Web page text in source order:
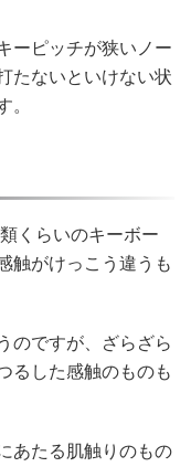
ーピッチが狭いノー
たないといけない状
くらいのキーボー
触がけっこう違うも
のですが、ざらざら
るした感触のものも
あたる肌触りのもの